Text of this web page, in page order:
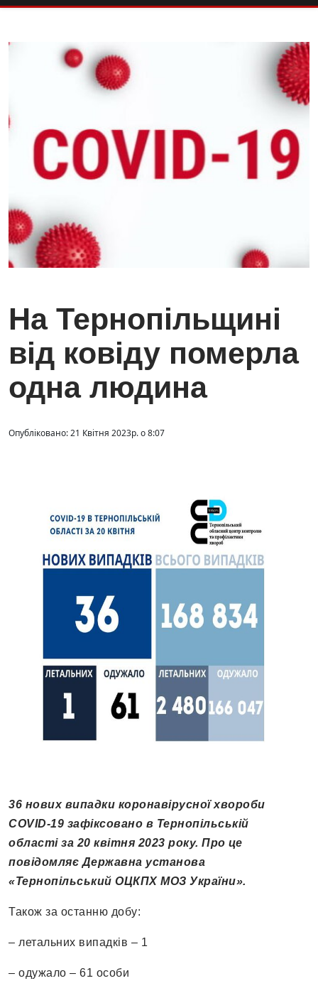
На Тернопільщині
від ковіду померла
одна людина
Опубліковано: 21 Квітня 2023р. о 8:07
36 нових випадки коронавірусної хвороби
COVID-19 зафіксовано в Тернопільській
області за 20 квітня 2023 року. Про це
повідомляє Державна установа
«Тернопільський ОЦКПХ МОЗ України».
Також за останню добу:
– летальних випадків – 1
– одужало – 61 особи